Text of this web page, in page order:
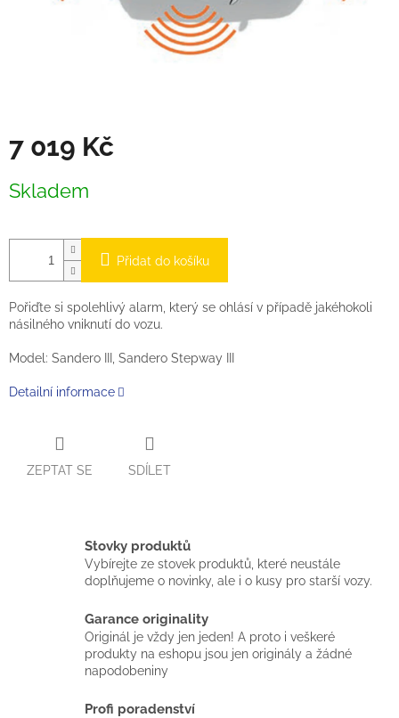
7 019 Kč
cena:
Skladem
Přidat do košíku
Pořiďte si spolehlivý alarm, který se ohlásí v případě jakéhokoli
násilného vniknutí do vozu.
Model: Sandero III, Sandero Stepway III
Detailní informace
ZEPTAT SE SDÍLET
Stovky produktů
Vybírejte ze stovek produktů, které neustále
doplňujeme o novinky, ale i o kusy pro starší vozy.
Garance originality
Originál je vždy jen jeden! A proto i veškeré
produkty na eshopu jsou jen originály a žádné
napodobeniny
Profi poradenství